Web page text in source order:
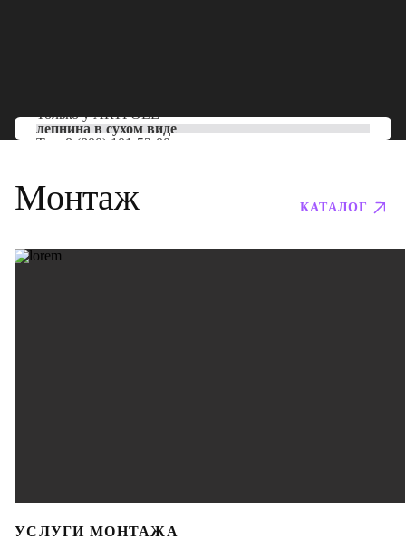
Только уARTPOLE
лепнина в сухом виде
Тел: 8 (800) 101-53-00
Монтаж КАТАЛОГ
УСЛУГИ МОНТАЖА